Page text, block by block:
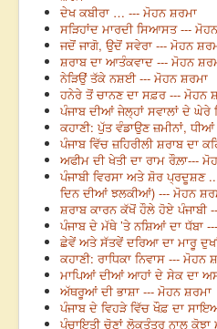
ਦੇਖ ਕਬੀਰਾ … --- ਮੋਹਨ ਸ਼ਰਮਾ
ਸੜਿਹਾਂਦ ਮਾਰਦੀ ਸਿਆਸਤ ---
ਜਦੋਂ ਜਾਗੋ, ਉਦੋਂ ਸਵੇਰਾ --- ਮੋਹਨ
ਸ਼ਰਾਬ ਦਾ ਆਤੰਕਵਾਦ --- ਮੋਹਨ
ਨੇੜਿਉਂ ਤੱਕੇ ਨਸ਼ਈ --- ਮੋਹਨ ਸ਼ਰਮਾ
ਹਨੇਰੇ ਤੋਂ ਚਾਨਣ ਦਾ ਸਫ਼ਰ --- ਮੋਹਨ
ਪੰਜਾਬ ਦੀਆਂ ਜੇਲ੍ਹਾਂ ਸਵਾਲਾਂ ਦੇ ਘੇਰੇ
ਕਹਾਣੀ: ਪੁੱਤ ਵੰਡਾਉਣ ਜ਼ਮੀਨਾਂ,
ਪੰਜਾਬ ਵਿੱਚ ਜ਼ਹਿਰੀਲੀ ਸ਼ਰਾਬ ਦਾ
ਅਫੀਮ ਦੀ ਖੇਤੀ ਦਾ ਰਾਮ ਰੌਲ਼ਾ---
ਪੰਜਾਬੀ ਵਿਰਸਾ ਅਤੇ ਸ਼ੋਰ ਪ੍ਰਦੂਸ਼ਣ
ਦਿਨ ਦੀਆਂ ਝਲਕੀਆਂ) --- ਮੋਹਨ
ਸ਼ਰਾਬ ਕਾਰਨ ਕੱਖੋਂ ਹੌਲੇ ਹੋਏ ਪੰਜਾਬੀ
ਪੰਜਾਬ ਦੇ ਮੱਥੇ ’ਤੇ ਨਸ਼ਿਆਂ ਦਾ ਧੱਬਾ
ਛੇਵੇਂ ਅਤੇ ਸੱਤਵੇਂ ਦਰਿਆ ਦਾ ਮਾਰੂ
ਕਹਾਣੀ: ਰਾਧਿਕਾ ਨਿਵਾਸ --- ਮੋਹਨ
ਮਾਪਿਆਂ ਦੀਆਂ ਆਹਾਂ ਦੇ ਸੇਕ ਦਾ
ਅੱਥਰੂਆਂ ਦੀ ਭਾਸ਼ਾ --- ਮੋਹਨ ਸ਼ਰਮਾ
ਪੰਜਾਬ ਦੇ ਵਿਹੜੇ ਵਿੱਚ ਖੌਫ਼ ਦਾ
ਪੰਚਾਇਤੀ ਚੋਣਾਂ ਲੋਕਤੰਤਰ ਨਾਲ ਕੋਝਾ